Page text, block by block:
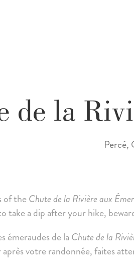
de la
Percé,
of theChute de la Rivière aux
take a dip after your hike,
émeraudes de la Chute de la
après votre randonnée, faites